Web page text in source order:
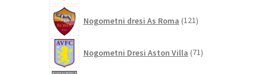
Nogometni dresi As Roma 121izdelkov
Nogometni Dresi Aston Villa 71izdelkov